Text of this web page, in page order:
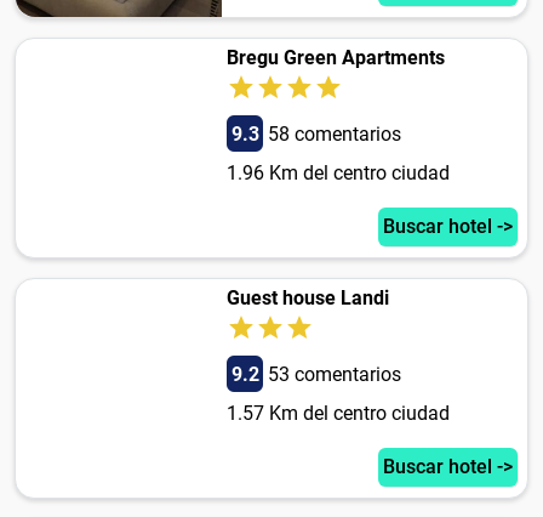
Bregu Green Apartments
9.3 58 comentarios
1.96 Km del centro ciudad
Buscar hotel ->
Guest house Landi
9.2 53 comentarios
1.57 Km del centro ciudad
Buscar hotel ->